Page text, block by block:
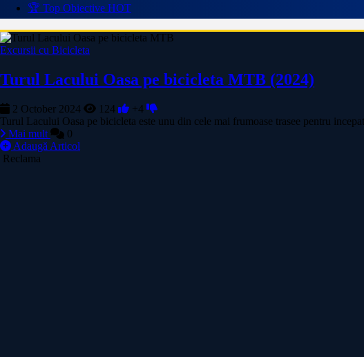
🏆 Top Obiective HOT
Excursii cu Bicicleta
Turul Lacului Oasa pe bicicleta MTB (2024)
2 October 2024 124
+4
Turul Lacului Oasa pe bicicleta este unu din cele mai frumoase trasee pentru
Mai mult
0
Adaugă Articol
Reclama